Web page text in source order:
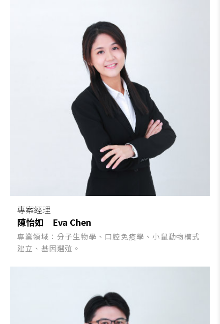
專案經理
陳怡如 Eva Chen
專業領域：分子生物學、口腔免疫學、小鼠動物模式
建立、基因選殖。